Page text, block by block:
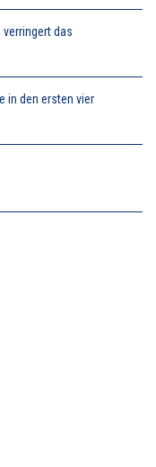
das
in den ersten vier